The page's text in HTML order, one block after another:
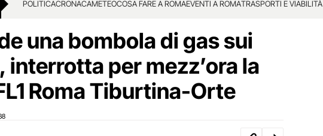
POLITICACRONACAMETEOCOSA FARE A ROMAEVENTI A ROMATRASPORTI E VIABILITÀ
una bombola di gas sui
interrotta per mezz’ora la
Roma Tiburtina-Orte